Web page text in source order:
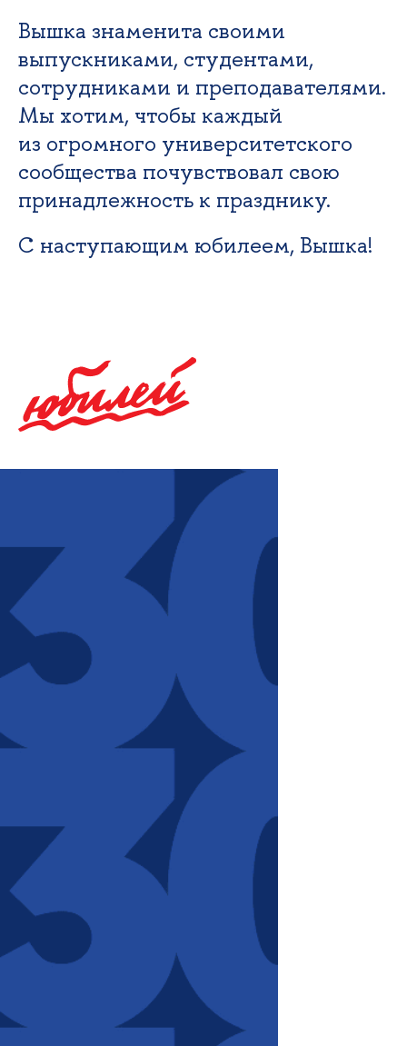
Вышка знаменита своими
выпускниками, студентами,
сотрудниками и преподавателями.
Мы хотим, чтобы каждый
из огромного университетского
сообщества почувствовал свою
принадлежность к празднику.
С наступающим юбилеем, Вышка!